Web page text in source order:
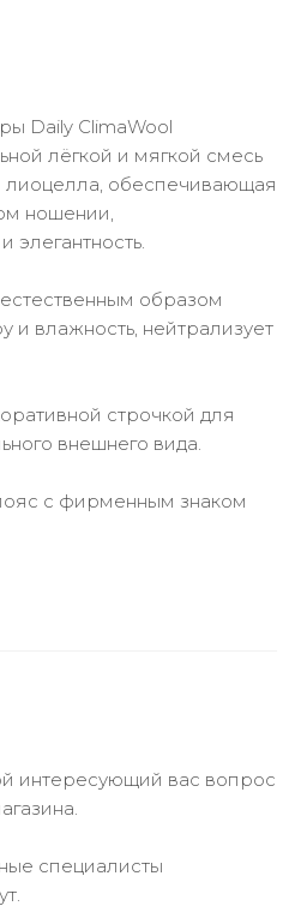
Daily ClimaWool
лёгкой и мягкой смесь
обеспечивающая
ношении,
элегантность.
образом
и влажность, нейтрализует
строчкой для
внешнего вида.
с фирменным знаком
интересующий вас вопрос
специалисты